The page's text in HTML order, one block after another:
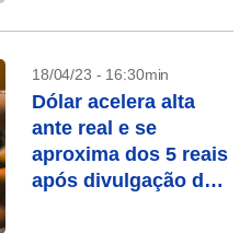
18/04/23 - 16:30min
Dólar acelera alta
ante real e se
aproxima dos 5 reais
após divulgação do